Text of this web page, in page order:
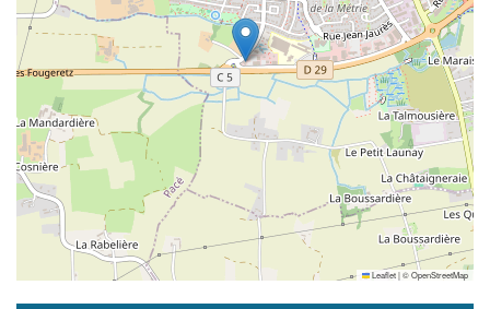
Leaflet|©OpenStreetMap